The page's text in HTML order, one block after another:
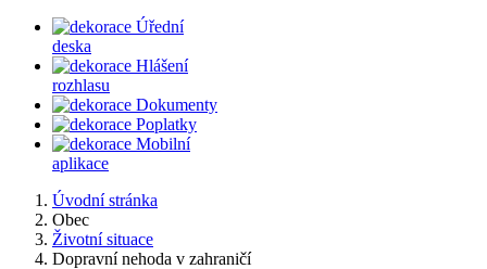
Úřední
deska
Hlášení
rozhlasu
Dokumenty
Poplatky
Mobilní
aplikace
Úvodní stránka
Obec
Životní situace
Dopravní nehoda v zahraničí